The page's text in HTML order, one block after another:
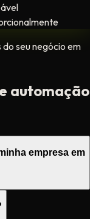
seu negócio em
automação
empresa em